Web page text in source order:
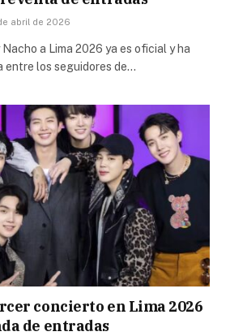
abril de 2026
Nacho a Lima 2026 ya es oficial y ha
entre los seguidores de…
concierto en Lima 2026
de entradas